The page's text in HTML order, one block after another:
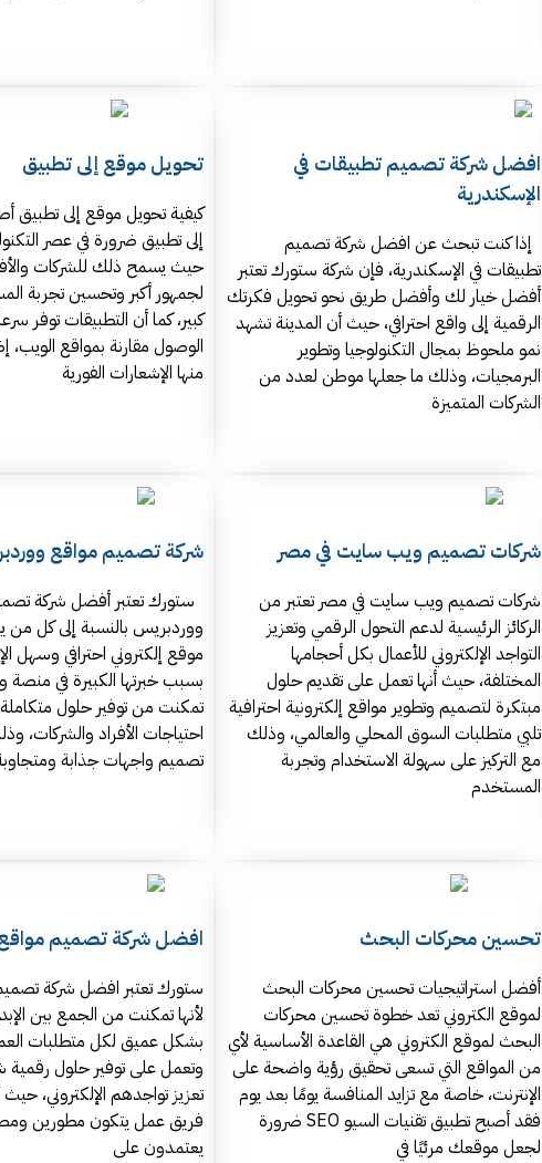
افضل شركة تصميم تطبيقات في
الإسكندرية
إذا كنت تبحث عن افضل شركة تصميم
تطبيقات في الإسكندرية، فإن شركة ستورك تعتبر
أفضل خيار لك وأفضل طريق نحو تحويل فكرتك
الرقمية إلى واقع احترافي، حيث أن المدينة تشهد
نمو ملحوظ بمجال التكنولوجيا وتطوير
البرمجيات، وذلك ما جعلها موطن لعدد من
الشركات المتميزة
تحويل موقع إلى تطبيق
كيفية تحويل موقع إلى تطبيق
إلى تطبيق ضرورة في عصر
حيث يسمح ذلك للشركات
لجمهور أكبر وتحسين تجربة
كبير، كما أن التطبيقات توفر
الوصول مقارنة بمواقع الويب،
منها الإشعارات الفورية
شركات تصميم ويب سايت في مصر
شركات تصميم ويب سايت في مصر تعتبر من
الركائز الرئيسية لدعم التحول الرقمي وتعزيز
التواجد الإلكتروني للأعمال بكل أحجامها
المختلفة، حيث أنها تعمل على تقديم حلول
مبتكرة لتصميم وتطوير مواقع إلكترونية احترافية
تلبي متطلبات السوق المحلي والعالمي، وذلك
مع التركيز على سهولة الاستخدام وتجربة
المستخدم
شركة تصميم مواقع
ستورك تعتبر أفضل شركة
ووردبريس بالنسبة إلى كل من
موقع إلكتروني احترافي وسهل
بسبب خبرتها الكبيرة في منصة
تمكنت من توفير حلول
احتياجات الأفراد والشركات،
تصميم واجهات جذابة
تحسين محركات البحث
أفضل استراتيجيات تحسين محركات البحث
لموقع الكتروني تعد خطوة تحسين محركات
البحث لموقع الكتروني هي القاعدة الأساسية لأي
من المواقع التي تسعى تحقيق رؤية واضحة على
الإنترنت، خاصة مع تزايد المنافسة يومًا بعد يوم
فقد أصبح تطبيق تقنيات السيو SEO ضرورة
لجعل موقعك مرئيًا في
افضل شركة تصميم
ستورك تعتبر افضل شركة
لأنها تمكنت من الجمع بين
بشكل عميق لكل متطلبات
وتعمل على توفير حلول رقمية
تعزيز تواجدهم الإلكتروني، حيث
فريق عمل يتكون مطورين
يعتمدون على